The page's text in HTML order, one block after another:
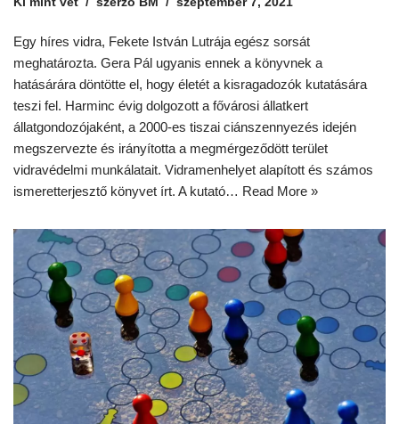
Egy híres vidra, Fekete István Lutrája egész sorsát
meghatározta. Gera Pál ugyanis ennek a könyvnek a
hatásárára döntötte el, hogy életét a kisragadozók kutatására
teszi fel. Harminc évig dolgozott a fővárosi állatkert
állatgondozójaként, a 2000-es tiszai ciánszennyezés idején
megszervezte és irányította a megmérgeződött terület
vidravédelmi munkálatait. Vidramenhelyet alapított és számos
ismeretterjesztő könyvet írt. A kutató… Read More »